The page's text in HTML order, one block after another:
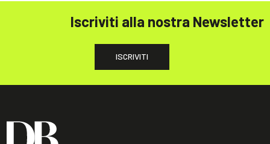
Iscriviti alla nostra Newsletter
ISCRIVITI